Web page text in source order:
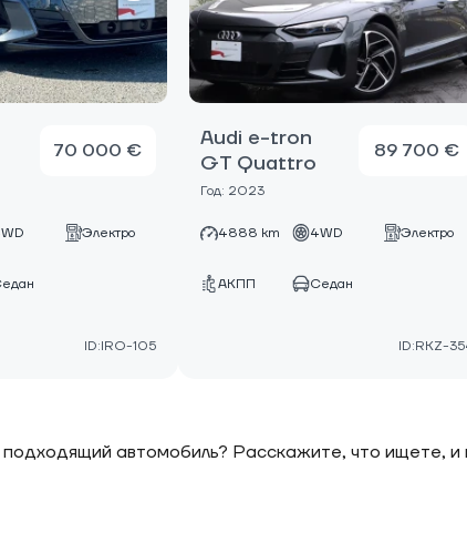
70 000 €
Электро
ID:IRO-105
Audi e-tron
GT Quattro
Год: 2023
89 700 €
4888 km 4WD Электро
АКПП Седан
ID:RKZ-
автомобиль? Расскажите, что ищете,